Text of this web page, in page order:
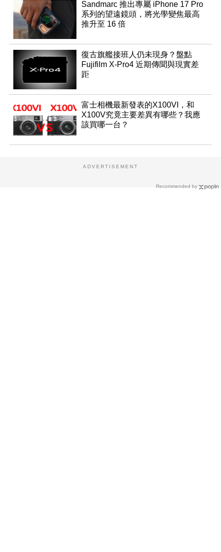
Sandmarc 推出專屬 iPhone 17 Pro
系列的望遠鏡頭，將光學變焦最高
推升至 16 倍
復古旗艦接班人仍未現身？盤點
Fujifilm X-Pro4 近期傳聞與現實差
距
富士相機最新發表的X100VI，和
X100V究竟主要差異有哪些？我應
該買哪一台？
Recommended by
ADVERTISEMENT